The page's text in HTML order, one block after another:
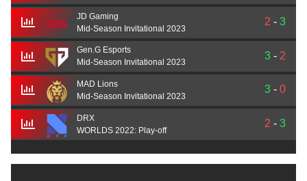
JD Gaming
Mid-Season Invitational 2023
2 - 3
Gen.G Esports
Mid-Season Invitational 2023
3 - 2
MAD Lions
Mid-Season Invitational 2023
3 - 0
DRX
WORLDS 2022: Play-off
2 - 3